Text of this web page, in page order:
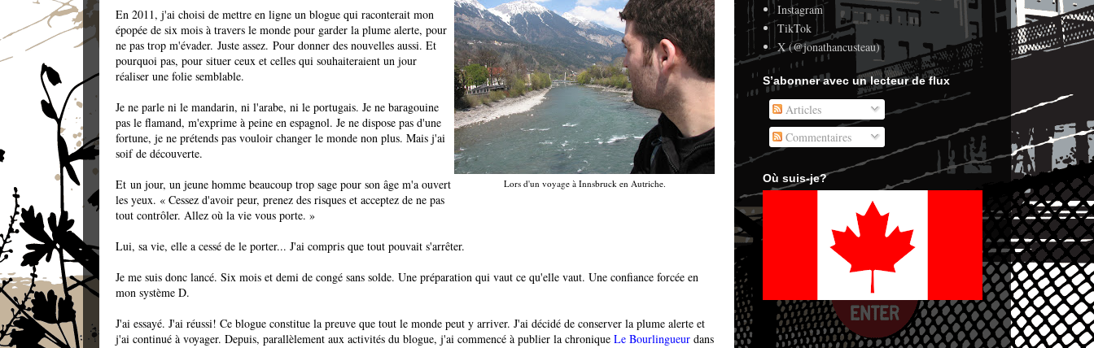
Lors d'un voyage à Innsbruck en Autriche.
En 2011, j'ai choisi de mettre en ligne un blogue qui raconterait mon
épopée de six mois à travers le monde pour garder la plume alerte, pour
ne pas trop m'évader. Juste assez. Pour donner des nouvelles aussi. Et
pourquoi pas, pour situer ceux et celles qui souhaiteraient un jour
réaliser une folie semblable.
Je ne parle ni le mandarin, ni l'arabe, ni le portugais. Je ne baragouine
pas le flamand, m'exprime à peine en espagnol. Je ne dispose pas d'une
fortune, je ne prétends pas vouloir changer le monde non plus. Mais j'ai
soif de découverte.
Et un jour, un jeune homme beaucoup trop sage pour son âge m'a ouvert
les yeux. « Cessez d'avoir peur, prenez des risques et acceptez de ne pas
tout contrôler. Allez où la vie vous porte. »
Lui, sa vie, elle a cessé de le porter... J'ai compris que tout pouvait s'arrêter.
Je me suis donc lancé. Six mois et demi de congé sans solde. Une préparation qui vaut ce qu'elle vaut. Une confiance forcée en
mon système D.
J'ai essayé. J'ai réussi! Ce blogue constitue la preuve que tout le monde peut y arriver. J'ai décidé de conserver la plume alerte et
j'ai continué à voyager. Depuis, parallèlement aux activités du blogue, j'ai commencé à publier la chronique Le Bourlingueur dans
Instagram
TikTok
X (@jonathancusteau)
S’abonner avec un lecteur de flux
Articles
Commentaires
Où suis-je?